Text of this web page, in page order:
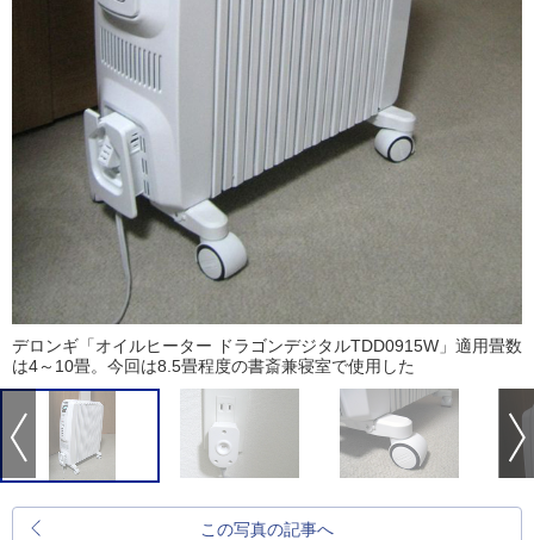
デロンギ「オイルヒーター ドラゴンデジタルTDD0915W」適用畳数
は4～10畳。今回は8.5畳程度の書斎兼寝室で使用した
この写真の記事へ